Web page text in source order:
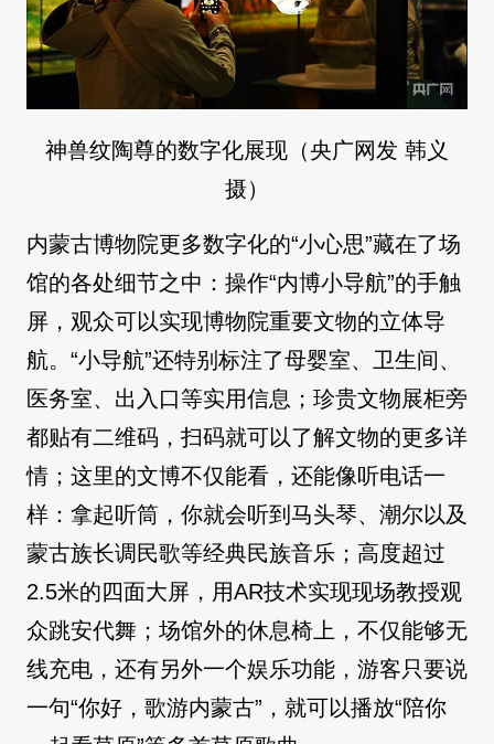
神兽纹陶尊的数字化展现（央广网发 韩义
摄）
内蒙古博物院更多数字化的“小心思”藏在了场
馆的各处细节之中：操作“内博小导航”的手触
屏，观众可以实现博物院重要文物的立体导
航。“小导航”还特别标注了母婴室、卫生间、
医务室、出入口等实用信息；珍贵文物展柜旁
都贴有二维码，扫码就可以了解文物的更多详
情；这里的文博不仅能看，还能像听电话一
样：拿起听筒，你就会听到马头琴、潮尔以及
蒙古族长调民歌等经典民族音乐；高度超过
2.5米的四面大屏，用AR技术实现现场教授观
众跳安代舞；场馆外的休息椅上，不仅能够无
线充电，还有另外一个娱乐功能，游客只要说
一句“你好，歌游内蒙古”，就可以播放“陪你